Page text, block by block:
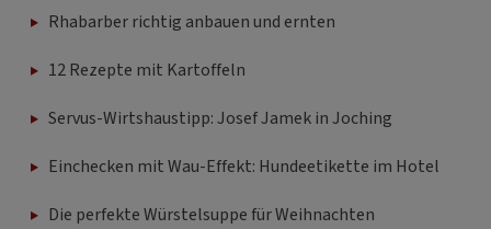
Rhabarber richtig anbauen und ernten
12 Rezepte mit Kartoffeln
Servus-Wirtshaustipp: Josef Jamek in Joching
Einchecken mit Wau-Effekt: Hundeetikette im Hotel
Die perfekte Würstelsuppe für Weihnachten